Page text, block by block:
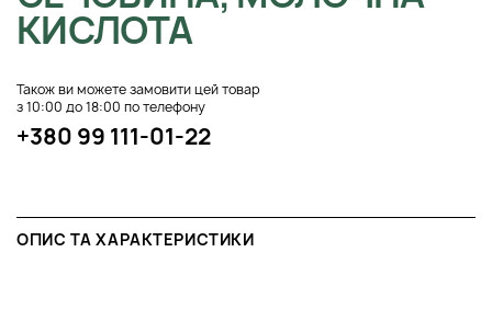
КИСЛОТА
Також ви можете замовити цей товар
з 10:00 до 18:00 по телефону
+380 99 111-01-22
ОПИС ТА ХАРАКТЕРИСТИКИ